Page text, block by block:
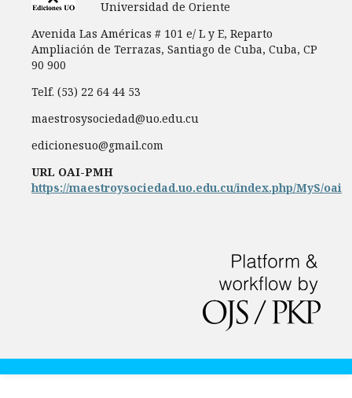
Universidad de Oriente
Avenida Las Américas # 101 e/ L y E, Reparto
Ampliación de Terrazas, Santiago de Cuba, Cuba, CP
90 900
Telf. (53) 22 64 44 53
maestrosysociedad@uo.edu.cu
edicionesuo@gmail.com
URL OAI-PMH
https://maestroysociedad.uo.edu.cu/index.php/MyS/oai